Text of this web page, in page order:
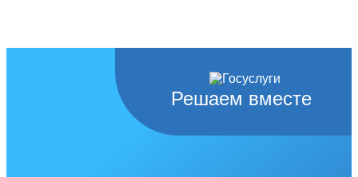
Решаем вместе